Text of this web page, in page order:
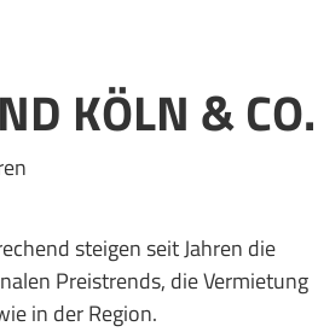
KÖLN & CO.
steigen seit Jahren die
Preistrends, die Vermietung
in der Region.